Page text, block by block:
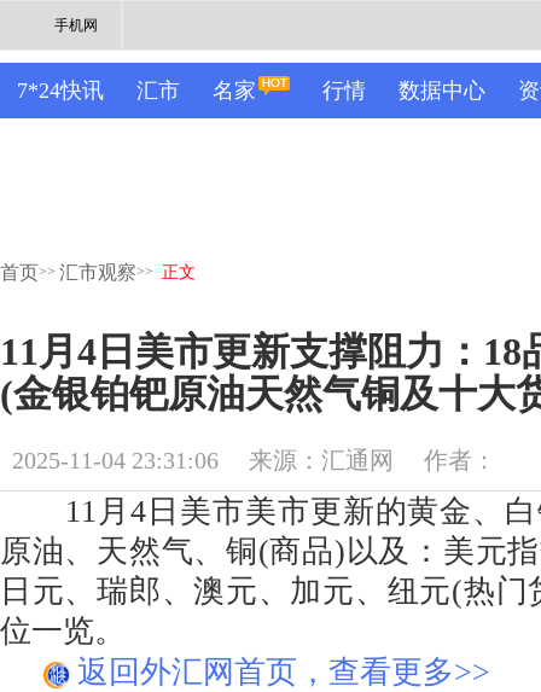
手机网
7*24快讯 汇市 名家 行情 数据中心
首页>> 汇市观察>> 正文
11月4日美市更新支撑阻力：18
(金银铂钯原油天然气铜及十大
2025-11-04 23:31:06 来源：汇通网 作者：
11月4日美市美市更新的黄金、白
原油、天然气、铜(商品)以及：美元
日元、瑞郎、澳元、加元、纽元(热
位一览。
返回外汇网首页，查看更多>>